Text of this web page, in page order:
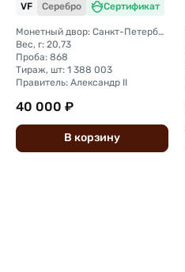
VF Серебро Сертификат
Монетный двор: Санкт-Петербургский монетный двор
Вес, г: 20,73
Проба: 868
Тираж, шт: 1 388 003
Правитель: Александр II
40 000 ₽
В корзину